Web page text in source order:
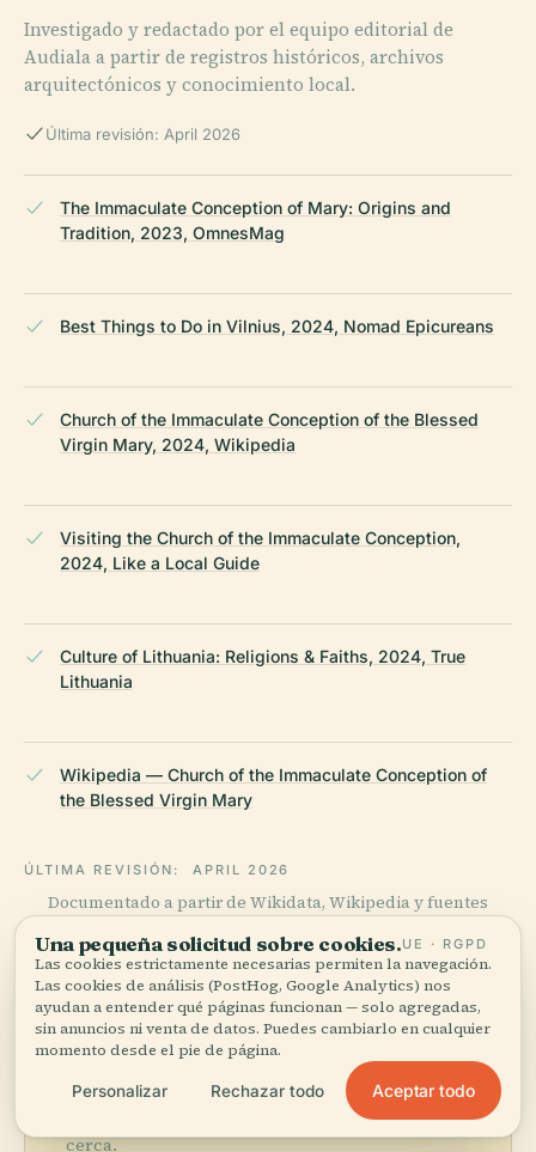
Investigado y redactado por el equipo editorial de
Audiala a partir de registros históricos, archivos
arquitectónicos y conocimiento local.
Última revisión: April 2026
The Immaculate Conception of Mary: Origins and
Tradition, 2023, OmnesMag
Best Things to Do in Vilnius, 2024, Nomad Epicureans
Church of the Immaculate Conception of the Blessed
Virgin Mary, 2024, Wikipedia
Visiting the Church of the Immaculate Conception,
2024, Like a Local Guide
Culture of Lithuania: Religions & Faiths, 2024, True
Lithuania
Wikipedia — Church of the Immaculate Conception of
the Blessed Virgin Mary
ÚLTIMA REVISIÓN: APRIL 2026
Documentado a partir de Wikidata, Wikipedia y fuentes
Explora la zona
Ve Iglesia de la Inmaculada
Concepción en Vilna en el
cerca.
Ver mapa
Una pequeña solicitud sobre cookies.UE · RGPD
Las cookies estrictamente necesarias permiten la navegación.
Las cookies de análisis (PostHog, Google Analytics) nos
ayudan a entender qué páginas funcionan — solo agregadas,
sin anuncios ni venta de datos. Puedes cambiarlo en cualquier
momento desde el pie de página.
Personalizar Rechazar todo Aceptar todo